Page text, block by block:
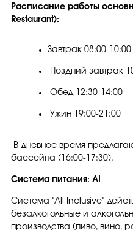
Расписание работы
Restaurant):
Завтрак 08:00-10:00
Поздний завтрак
Обед 12:30-14:00
Ужин 19:00-21:00
В дневное время
бассейна (16:00-17:30).
Система питания: AI
Система "All Inclusive"
безалкогольные и
производства (пиво, вино,